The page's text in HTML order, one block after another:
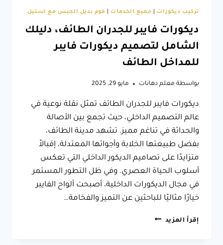
تركيب ديكورات جميع الخدمات فوم بديل الجبس مع استيل
ديكورات فايبر للجدران الطائف، دليلك
الشامل لتصميم ديكورات فايبر
للمداخل الطائف
بواسطة معلم دهانات مايو 29, 2025
ديكورات فايبر للجدران الطائف تمثل نقلة نوعية في
عالم التصميم الداخلي، حيث تجمع بين الأصالة
والحداثة في تناغم مميز. تشهد مدينة الطائف،
بفضل طبيعتها الخلابة وأجوائها المعتدلة، إقبالاً
متزايدًا على تصاميم الديكور الداخلي التي تعكس
أسلوب الحياة العصري. وفي ظل التطور المستمر
في مجال الديكورات الداخلية، أصبحت ألواح الفايبر
خيارًا مثاليًا للباحثين عن التميز والفخامة…
إقرأ المزيد ديكورات